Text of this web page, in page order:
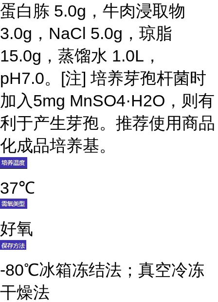
蛋白胨 5.0g，牛肉浸取物
3.0g，NaCl 5.0g，琼脂
15.0g，蒸馏水 1.0L，
pH7.0。[注] 培养芽孢杆菌时
加入5mg MnSO4·H2O，则有
利于产生芽孢。推荐使用商品
化成品培养基。
37℃
好氧
-80℃冰箱冻结法；真空冷冻
干燥法